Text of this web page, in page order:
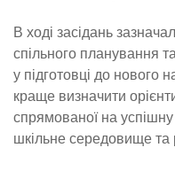
В ході засідань
спільного планування
у підготовці до нового
краще визначити
спрямованої на
шкільне середовище та